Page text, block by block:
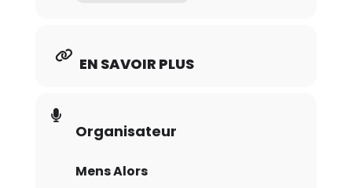
EN SAVOIR PLUS
Organisateur
Mens Alors